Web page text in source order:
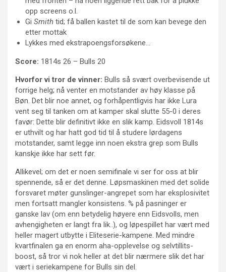
opp screens o.l.
Gi Smith tid; få ballen kastet til de som kan bevege den
etter mottak
Lykkes med ekstrapoengsforsøkene…
Score: 1814s 26 – Bulls 20
Hvorfor vi tror de vinner: Bulls så svært overbevisende ut
forrige helg; nå venter en motstander av høy klasse på
Bøn. Det blir noe annet, og forhåpentligvis har ikke Lura
vent seg til tanken om at kamper skal slutte 55-0 i deres
favør: Dette blir definitivt ikke en slik kamp. Eidsvoll 1814s
er uthvilt og har hatt god tid til å studere lørdagens
motstander, samt legge inn noen ekstra grep som Bulls
kanskje ikke har sett før.
Allikevel; om det er noen semifinale vi ser for oss at blir
spennende, så er det denne. Løpsmaskinen med det solide
forsvaret møter gunslinger-angrepet som har eksplosivitet
men fortsatt mangler konsistens. % på pasninger er
ganske lav (om enn betydelig høyere enn Eidsvolls, men
avhengigheten er langt fra lik..), og løpespillet har vært med
heller magert utbytte i Eliteserie-kampene. Med mindre
kvartfinalen ga en enorm aha-opplevelse og selvtillits-
boost, så tror vi nok heller at det blir nærmere slik det har
vært i seriekampene for Bulls sin del.